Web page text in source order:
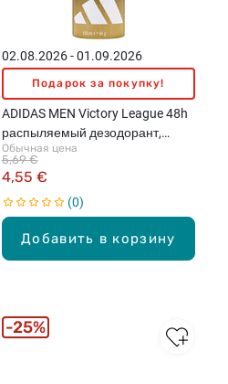
Добавить в корзину
02.08.2026 - 01.09.2026
Подарок за покупку!
ADIDAS MEN Victory League 48h
распыляемый дезодорант,
150мл
Обычная цена
4,55 €
5,69 €
0
25%